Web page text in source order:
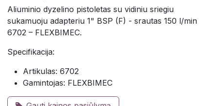
Aliuminio dyzelino pistoletas su vidiniu sriegiu
sukamuoju adapteriu 1" BSP (F) - srautas 150 l/min
6702 – FLEXBIMEC.
Specifikacija:
Artikulas: 6702
Gamintojas: FLEXBIMEC